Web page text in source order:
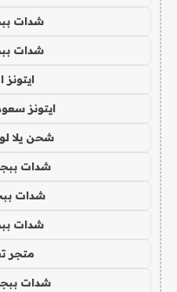
شدات
شدات
ايتونز
ايتونز
شحن يلا
شدات
شدات
شدات
متجر
شدات